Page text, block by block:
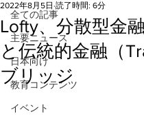
全ての記事
主要ニュース
日本向け
教育コンテンツ
イベント
Lofty、分散型金融
と伝統的金融（
ブリッジ
2022年8月5日 読了時間: 6分